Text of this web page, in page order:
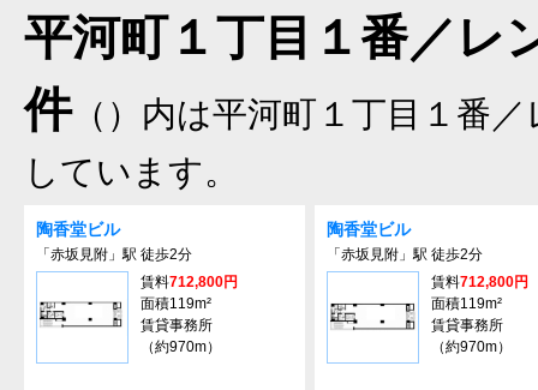
平河町１丁目１番／レ
件（）内は平河町１丁目１番
しています。
陶香堂ビル
「赤坂見附」駅 徒歩2分
賃料712,800円
面積119m²
賃貸事務所
（約970m）
陶香堂ビル
「赤坂見附」駅 徒歩2分
賃料712,800円
面積119m²
賃貸事務所
（約970m）